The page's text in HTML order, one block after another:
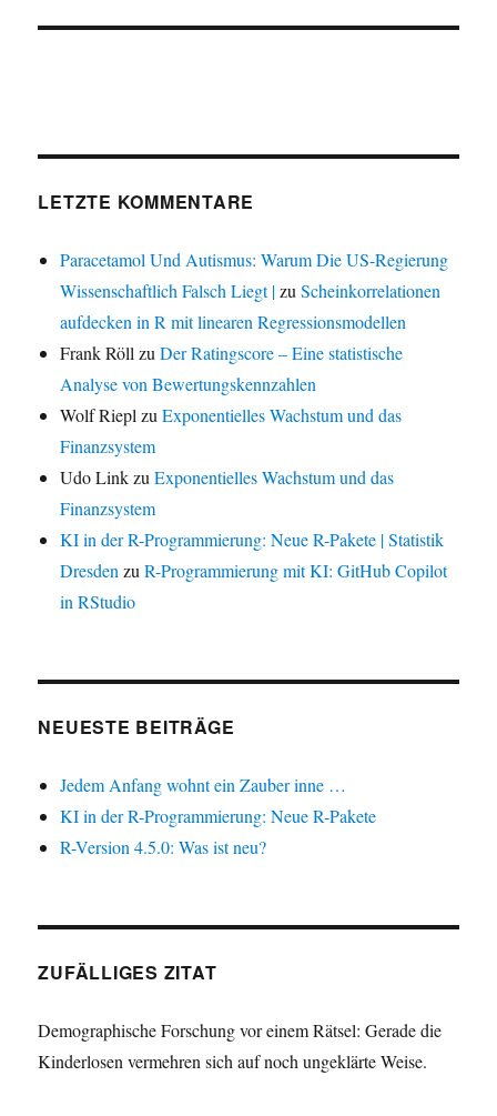
LETZTE KOMMENTARE
Paracetamol Und Autismus: Warum Die US-Regierung
Wissenschaftlich Falsch Liegt |zuScheinkorrelationen
aufdecken in R mit linearen Regressionsmodellen
Frank Röll zuDer Ratingscore – Eine statistische
Analyse von Bewertungskennzahlen
Wolf Riepl zuExponentielles Wachstum und das
Finanzsystem
Udo LinkzuExponentielles Wachstum und das
Finanzsystem
KI in der R-Programmierung: Neue R-Pakete | Statistik
Dresden zuR-Programmierung mit KI: GitHub Copilot
in RStudio
NEUESTE BEITRÄGE
Jedem Anfang wohnt ein Zauber inne …
KI in der R-Programmierung: Neue R-Pakete
R-Version 4.5.0: Was ist neu?
ZUFÄLLIGES ZITAT
Demographische Forschung vor einem Rätsel: Gerade die
Kinderlosen vermehren sich auf noch ungeklärte Weise.